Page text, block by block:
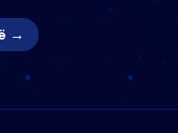
→